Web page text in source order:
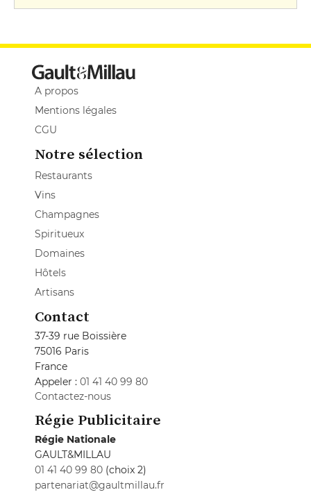
A propos
Mentions légales
CGU
Notre sélection
Restaurants
Vins
Champagnes
Spiritueux
Domaines
Hôtels
Artisans
Contact
37-39 rue Boissière
75016 Paris
France
Appeler : 01 41 40 99 80
Contactez-nous
Régie Publicitaire
Régie Nationale
GAULT&MILLAU
01 41 40 99 80 (choix 2)
partenariat@gaultmillau.fr